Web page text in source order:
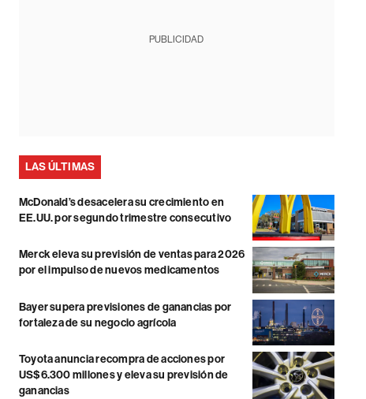
PUBLICIDAD
LAS ÚLTIMAS
McDonald’s desacelera su crecimiento en
EE.UU. por segundo trimestre consecutivo
Merck eleva su previsión de ventas para 2026
por el impulso de nuevos medicamentos
Bayer supera previsiones de ganancias por
fortaleza de su negocio agrícola
Toyota anuncia recompra de acciones por
US$6.300 millones y eleva su previsión de
ganancias